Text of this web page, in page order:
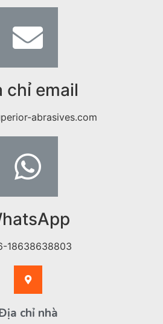
chỉ email
abrasives.com
18638638803
chỉ nhà